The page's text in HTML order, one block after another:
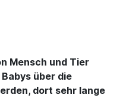
Mensch und Tier
über die
dort sehr lange